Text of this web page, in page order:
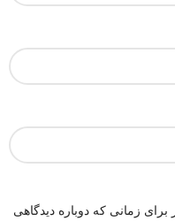
زمانی که دوباره دیدگاهی